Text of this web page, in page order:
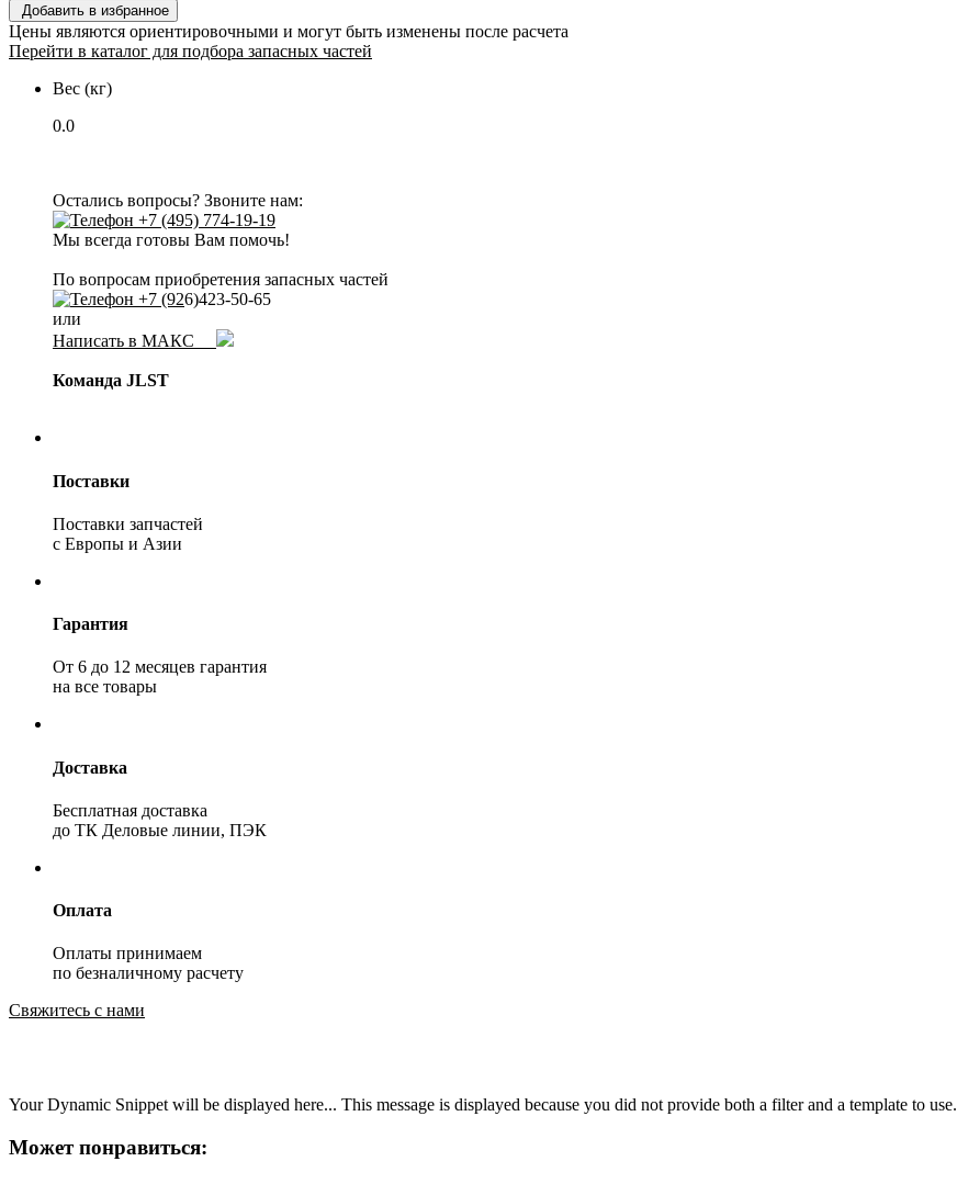
Добавить в избранное
Цены являются ориентировочными и могут быть изменены после расчета
Перейти в каталог для подбора запасных частей
Вес (кг)
0.0
Остались вопросы? Звоните нам:
+7 (495) 774-19-19
Мы всегда готовы Вам помочь!
По вопросам приобретения запасных частей
+7 (926)423-50-65
или
Написать в МАКС
Команда JLST
Поставки
Поставки запчастей
с Европы и Азии
Гарантия
От 6 до 12 месяцев гарантия
на все товары
Доставка
Бесплатная доставка
до ТК Деловые линии, ПЭК
Оплата
Оплаты принимаем
по безналичному расчету
Свяжитесь с нами
Your Dynamic Snippet will be displayed here... This message is displayed because you did not provide both a filter and a template to use.
Может понравиться: